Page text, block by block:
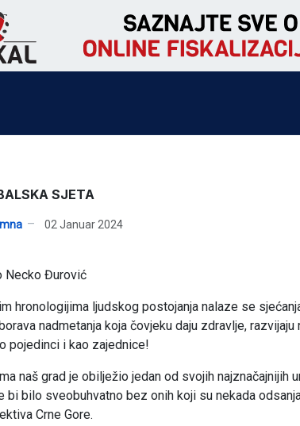
SJETA
02 Januar 2024
Necko Đurović
hronologijima ljudskog postojanja nalaze se
nadmetanja koja čovjeku daju zdravlje,
pojedinci i kao zajednice!
naš grad je obilježio jedan od svojih najznačajnijih
bi bilo sveobuhvatno bez onih koji su nekada
Crne Gore.